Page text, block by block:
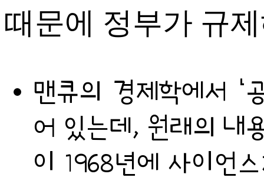
때문에 정부가 규
맨큐의 경제학에서 ‘
어 있는데, 원래의 내
이 1968년에 사이언